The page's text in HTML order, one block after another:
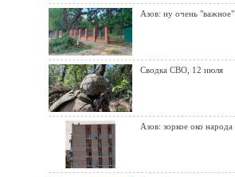
Азов: ну очень "важное"
Сводка СВО, 12 июля
Азов: зоркое око народа